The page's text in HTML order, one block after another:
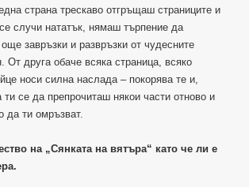
страна трескаво отгръщаш страниците и
случи нататък, нямаш търпение да
завръзки и развръзки от чудесните
От друга обаче всяка страница, всяко
носи силна наслада – покорява те и,
се да препрочиташ някои части отново и
да ти омръзват.
на „Сянката на вятъра“ като че ли е